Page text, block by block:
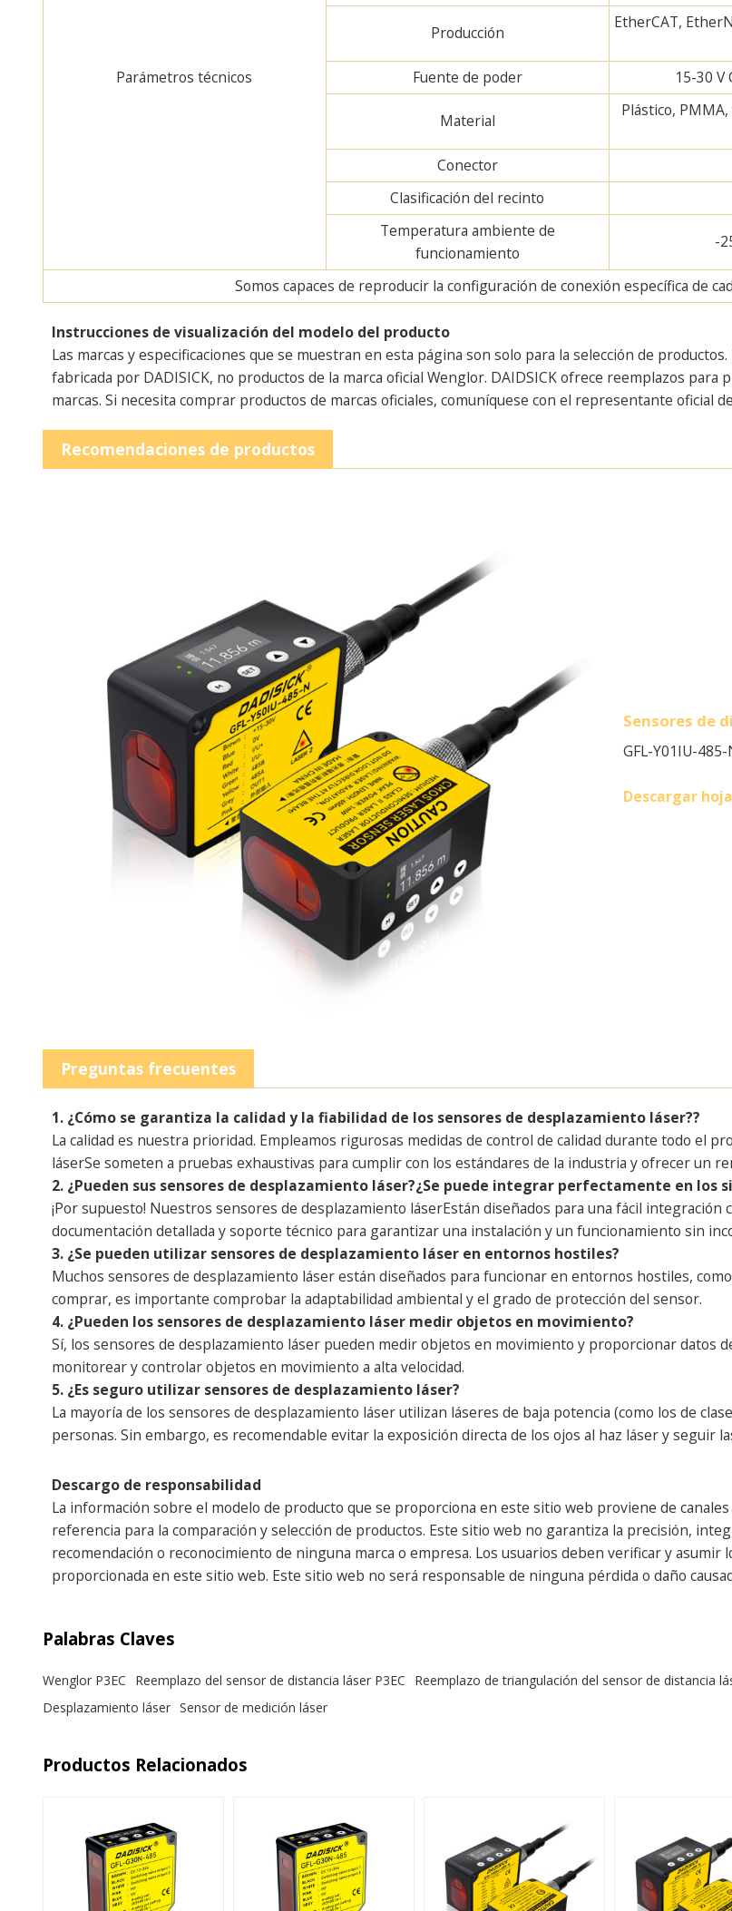
Parámetros técnicos
Producción
EtherCAT,
Fuente de poder 15-30 V
Material
Plástico,
Conector
Clasificación del recinto
Temperatura ambiente de
funcionamiento
-
Somos capaces de reproducir la configuración de conexión específica de
Instrucciones de visualización del modelo del producto
Las marcas y especificaciones que se muestran en esta página son solo para la selección de
fabricada por DADISICK, no productos de la marca oficial Wenglor. DAIDSICK ofrece reemplazos
marcas. Si necesita comprar productos de marcas oficiales, comuníquese con el representante oficial
Recomendaciones de productos
Sensores de
GFL-Y01IU-
Descargar
Preguntas frecuentes
1. ¿Cómo se garantiza la calidad y la fiabilidad de los sensores de desplazamiento láser??
La calidad es nuestra prioridad. Empleamos rigurosas medidas de control de calidad durante todo el
láserSe someten a pruebas exhaustivas para cumplir con los estándares de la industria y ofrecer un
2. ¿Pueden sus sensores de desplazamiento láser?¿Se puede integrar perfectamente en los
¡Por supuesto! Nuestros sensores de desplazamiento láserEstán diseñados para una fácil integración
documentación detallada y soporte técnico para garantizar una instalación y un funcionamiento sin
3. ¿Se pueden utilizar sensores de desplazamiento láser en entornos hostiles?
Muchos sensores de desplazamiento láser están diseñados para funcionar en entornos hostiles,
comprar, es importante comprobar la adaptabilidad ambiental y el grado de protección del sensor.
4. ¿Pueden los sensores de desplazamiento láser medir objetos en movimiento?
Sí, los sensores de desplazamiento láser pueden medir objetos en movimiento y proporcionar datos
monitorear y controlar objetos en movimiento a alta velocidad.
5. ¿Es seguro utilizar sensores de desplazamiento láser?
La mayoría de los sensores de desplazamiento láser utilizan láseres de baja potencia (como los de
personas. Sin embargo, es recomendable evitar la exposición directa de los ojos al haz láser y seguir
Descargo de responsabilidad
La información sobre el modelo de producto que se proporciona en este sitio web proviene de
referencia para la comparación y selección de productos. Este sitio web no garantiza la precisión,
recomendación o reconocimiento de ninguna marca o empresa. Los usuarios deben verificar y
proporcionada en este sitio web. Este sitio web no será responsable de ninguna pérdida o daño
Palabras Claves
Wenglor P3EC Reemplazo del sensor de distancia láser P3EC Reemplazo de triangulación del sensor de distancia
Desplazamiento láser Sensor de medición láser
Productos Relacionados